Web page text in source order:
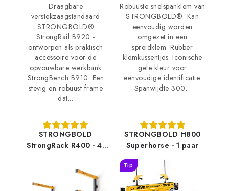
Draagbare
verstekzaagstandaard
STRONGBOLD®
StrongRail B920 -
ontworpen als praktisch
accessoire voor de
opvouwbare werkbank
StrongBench B910. Een
stevig en robuust frame
dat...
Robuuste snelspanklem van
STRONGBOLD®. Kan
eenvoudig worden
omgezet in een
spreidklem. Rubber
klemkussentjes. Iconische
gele kleur voor
eenvoudige identificatie.
Spanwijdte 300...
STRONGBOLD
StrongRack R400 - 4-
STRONGBOLD H800
Superhorse - 1 paar
Tip